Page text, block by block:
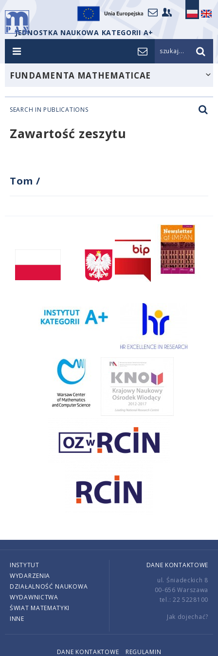
JEDNOSTKA NAUKOWA KATEGORII A+
szukaj...
FUNDAMENTA MATHEMATICAE
SEARCH IN PUBLICATIONS
Zawartość zeszytu
Tom /
INSTYTUT
WYDARZENIA
DZIAŁALNOŚĆ NAUKOWA
WYDAWNICTWA
ŚWIAT MATEMATYKI
INNE
DANE KONTAKTOWE
ul. Śniadeckich 8
00-656 Warszawa
tel.: 22 5228100
Jak dojechać?
DANE KONTAKTOWE REGULAMIN